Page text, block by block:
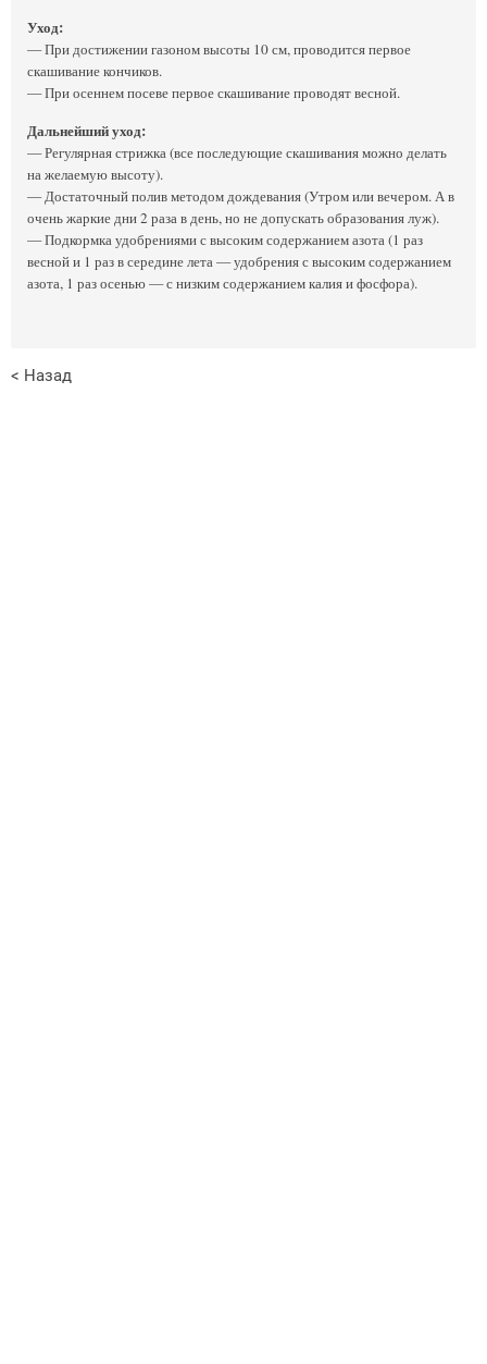
Уход:
— При достижении газоном высоты 10 см, проводится первое
скашивание кончиков.
— При осеннем посеве первое скашивание проводят весной.
Дальнейший уход:
— Регулярная стрижка (все последующие скашивания можно делать
на желаемую высоту).
— Достаточный полив методом дождевания (Утром или вечером. А в
очень жаркие дни 2 раза в день, но не допускать образования луж).
— Подкормка удобрениями с высоким содержанием азота (1 раз
весной и 1 раз в середине лета — удобрения с высоким содержанием
азота, 1 раз осенью — с низким содержанием калия и фосфора).
< Назад